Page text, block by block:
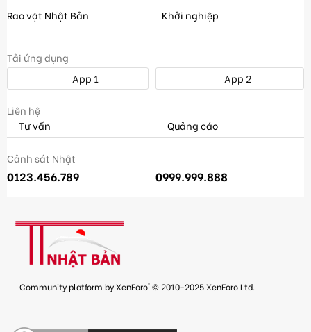
Rao vặt Nhật Bản
Khởi nghiệp
Tải ứng dụng
App 1
App 2
Liên hệ
Tư vấn
Quảng cáo
Cảnh sát Nhật
0123.456.789 0999.999.888
Community platform by XenForo® © 2010-2025 XenForo Ltd.